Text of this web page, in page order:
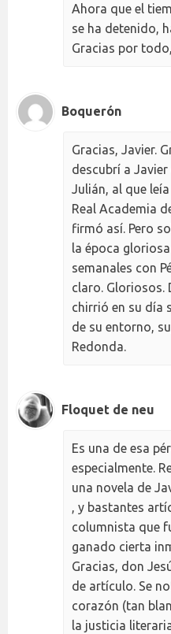
Ahora que el
se ha detenido,
Gracias por
Boquerón
Gracias, Javier.
descubrí a
Julián, al que
Real Academia
firmó así. Pero
la época
semanales con
claro. Gloriosos.
chirrió en su día
de su entorno,
Redonda.
Floquet de neu
Es una de esa
especialmente.
una novela de
, y bastantes
columnista que
ganado cierta
Gracias, don
de artículo. Se
corazón (tan
la justicia